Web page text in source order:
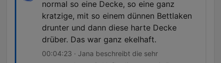
normal so eine Decke, so eine ganz
kratzige, mit so einem dünnen Bettlaken
drunter und dann diese harte Decke
drüber. Das war ganz ekelhaft.
00:04:23 · Jana beschreibt die sehr